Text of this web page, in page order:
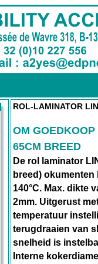
ROL-LAMINATOR
OM
65CM BREED
De rol laminator
breed)
140°C. Max. dikte
2mm. Uitgerust
temperatuur
terugdraaien van
snelheid is
Interne